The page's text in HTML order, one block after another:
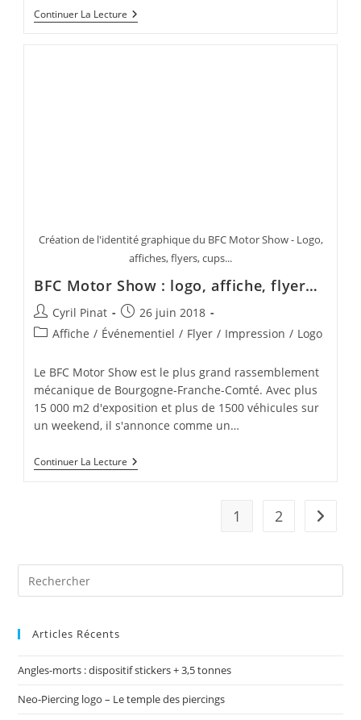
Continuer La Lecture Vectorisation
De
Création de l'identité graphique du BFC Motor Show - Logo,
affiches, flyers, cups...
BFC Motor Show : logo, affiche, flyer…
Auteur/autrice
de
Cyril Pinat
Publication
publiée :
26 juin 2018
PostAffiche / Événementiel / Flyer / Impression / Logo
Le BFC Motor Show est le plus grand rassemblement
mécanique de Bourgogne-Franche-Comté. Avec plus
15 000 m2 d'exposition et plus de 1500 véhicules sur
un weekend, il s'annonce comme un…
Continuer La Lecture BFC
Motor
1 2 Aller à
Articles Récents
Angles-morts : dispositif stickers + 3,5 tonnes
Neo-Piercing logo – Le temple des piercings